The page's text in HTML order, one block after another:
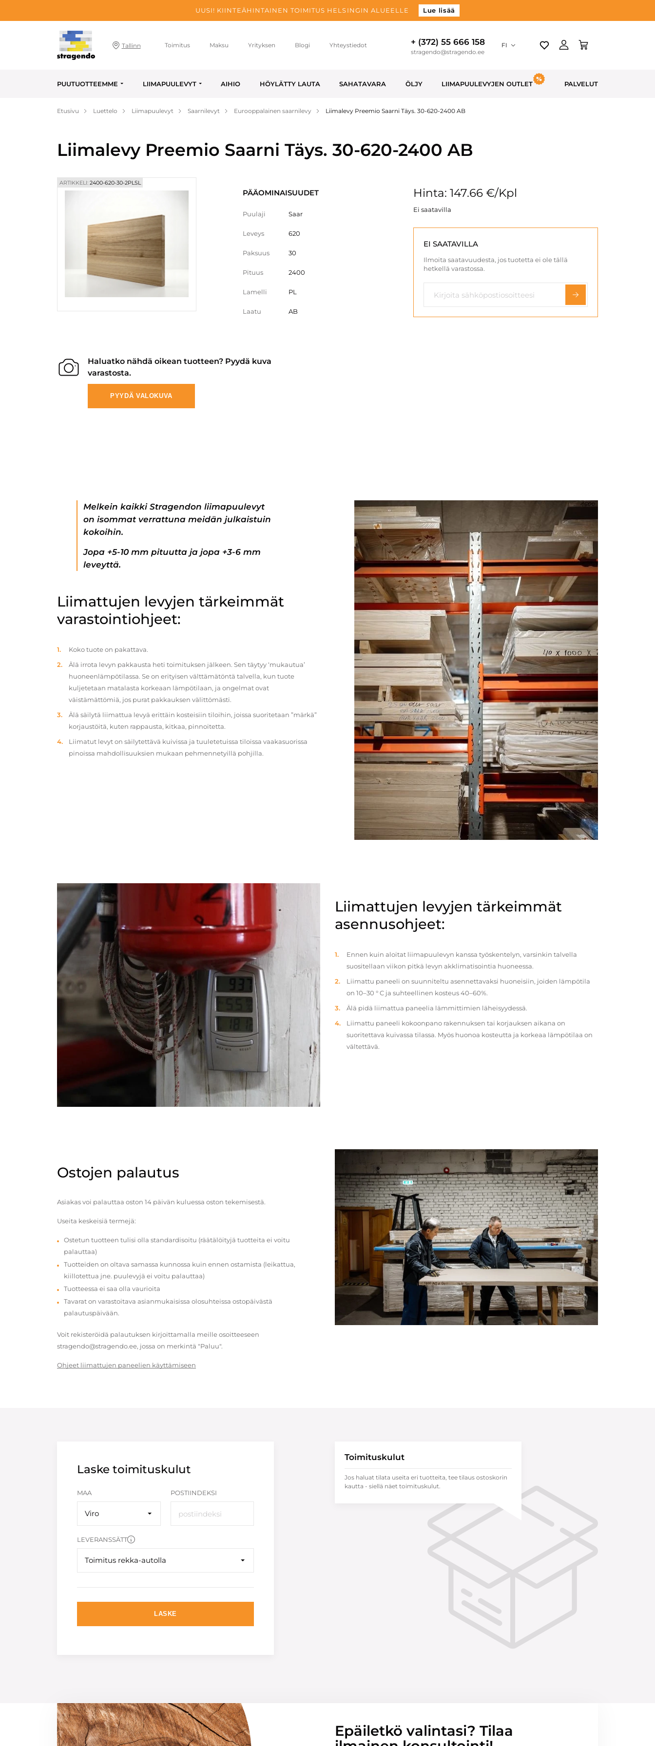
UUSI! KIINTEÄHINTAINEN TOIMITUS HELSINGIN ALUEELLE Lue lisää
Tallinn Toimitus Maksu Yrityksen Blogi Yhteystiedot + (372) 55 666 158
stragendo@stragendo.ee
FI
PUUTUOTTEEMME LIIMAPUULEVYT AIHIO HÖYLÄTTY LAUTA SAHATAVARA ÖLJY LIIMAPUULEVYJEN OUTLET PALVELUT
Etusivu Luettelo Liimapuulevyt Saarnilevyt Eurooppalainen saarnilevy Liimalevy Preemio Saarni Täys. 30-620-2400 AB
Liimalevy Preemio Saarni Täys. 30-620-2400 AB
ARTIKKELI: 2400-620-30-2PLSL
PÄÄOMINAISUUDET
Puulaji Saar
Leveys 620
Paksuus 30
Pituus 2400
Lamelli PL
Laatu AB
Hinta: 147.66 €/Kpl
Ei saatavilla
EI SAATAVILLA
Ilmoita saatavuudesta, jos tuotetta ei ole tällä
hetkellä varastossa.
Haluatko nähdä oikean tuotteen? Pyydä kuva
varastosta.
PYYDÄ VALOKUVA
Melkein kaikki Stragendon liimapuulevyt
on isommat verrattuna meidän julkaistuin
kokoihin.
Jopa +5-10 mm pituutta ja jopa +3-6 mm
leveyttä.
Liimattujen levyjen tärkeimmät
varastointiohjeet:
Koko tuote on pakattava.
Älä irrota levyn pakkausta heti toimituksen jälkeen. Sen täytyy ‘mukautua’
huoneenlämpötilassa. Se on erityisen välttämätöntä talvella, kun tuote
kuljetetaan matalasta korkeaan lämpötilaan, ja ongelmat ovat
väistämättömiä, jos purat pakkauksen välittömästi.
Älä säilytä liimattua levyä erittäin kosteisiin tiloihin, joissa suoritetaan ”märkä”
korjaustöitä, kuten rappausta, kitkaa, pinnoitetta.
Liimatut levyt on säilytettävä kuivissa ja tuuletetuissa tiloissa vaakasuorissa
pinoissa mahdollisuuksien mukaan pehmennetyillä pohjilla.
Liimattujen levyjen tärkeimmät
asennusohjeet:
Ennen kuin aloitat liimapuulevyn kanssa työskentelyn, varsinkin talvella
suositellaan viikon pitkä levyn akklimatisointia huoneessa.
Liimattu paneeli on suunniteltu asennettavaksi huoneisiin, joiden lämpötila
on 10–30 ° C ja suhteellinen kosteus 40–60%.
Älä pidä liimattua paneelia lämmittimien läheisyydessä.
Liimattu paneeli kokoonpano rakennuksen tai korjauksen aikana on
suoritettava kuivassa tilassa. Myös huonoa kosteutta ja korkeaa lämpötilaa on
vältettävä.
Ostojen palautus
Asiakas voi palauttaa oston 14 päivän kuluessa oston tekemisestä.
Useita keskeisiä termejä:
Ostetun tuotteen tulisi olla standardisoitu (räätälöityjä tuotteita ei voitu
palauttaa)
Tuotteiden on oltava samassa kunnossa kuin ennen ostamista (leikattua,
kiillotettua jne. puulevyjä ei voitu palauttaa)
Tuotteessa ei saa olla vaurioita
Tavarat on varastoitava asianmukaisissa olosuhteissa ostopäivästä
palautuspäivään.
Voit rekisteröidä palautuksen kirjoittamalla meille osoitteeseen
stragendo@stragendo.ee, jossa on merkintä "Paluu".
Ohjeet liimattujen paneelien käyttämiseen
Laske toimituskulut
MAA
Viro
POSTIINDEKSI
LEVERANSSÄTT
Toimitus rekka-autolla
LASKE
Toimituskulut
Jos haluat tilata useita eri tuotteita, tee tilaus ostoskorin
kautta - siellä näet toimituskulut.
Epäiletkö valintasi? Tilaa